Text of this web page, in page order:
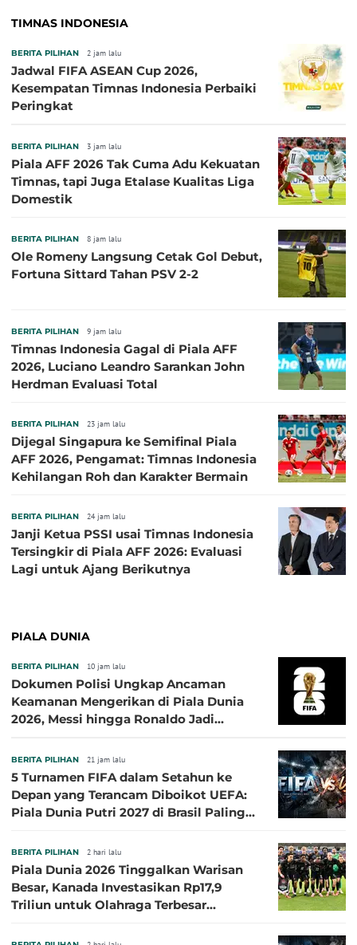
TIMNAS INDONESIA
BERITA PILIHAN 2 jam lalu
Jadwal FIFA ASEAN Cup 2026,
Kesempatan Timnas Indonesia Perbaiki
Peringkat
BERITA PILIHAN 3 jam lalu
Piala AFF 2026 Tak Cuma Adu Kekuatan
Timnas, tapi Juga Etalase Kualitas Liga
Domestik
BERITA PILIHAN 8 jam lalu
Ole Romeny Langsung Cetak Gol Debut,
Fortuna Sittard Tahan PSV 2-2
BERITA PILIHAN 9 jam lalu
Timnas Indonesia Gagal di Piala AFF
2026, Luciano Leandro Sarankan John
Herdman Evaluasi Total
BERITA PILIHAN 23 jam lalu
Dijegal Singapura ke Semifinal Piala
AFF 2026, Pengamat: Timnas Indonesia
Kehilangan Roh dan Karakter Bermain
BERITA PILIHAN 24 jam lalu
Janji Ketua PSSI usai Timnas Indonesia
Tersingkir di Piala AFF 2026: Evaluasi
Lagi untuk Ajang Berikutnya
PIALA DUNIA
BERITA PILIHAN 10 jam lalu
Dokumen Polisi Ungkap Ancaman
Keamanan Mengerikan di Piala Dunia
2026, Messi hingga Ronaldo Jadi
BERITA PILIHAN 21 jam lalu
5 Turnamen FIFA dalam Setahun ke
Depan yang Terancam Diboikot UEFA:
Piala Dunia Putri 2027 di Brasil Paling
BERITA PILIHAN 2 hari lalu
Piala Dunia 2026 Tinggalkan Warisan
Besar, Kanada Investasikan Rp17,9
Triliun untuk Olahraga Terbesar